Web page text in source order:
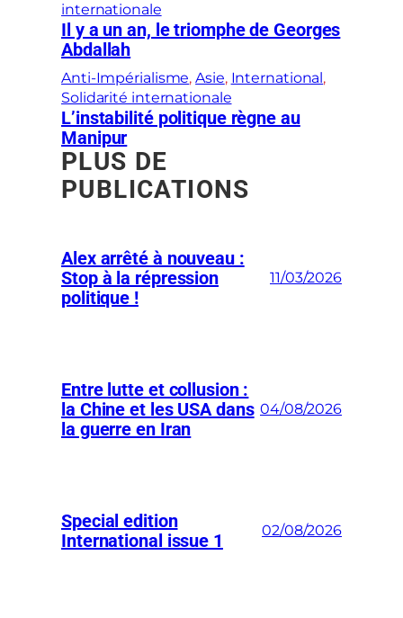
internationale
Il y a un an, le triomphe de Georges
Abdallah
Anti-Impérialisme, Asie, International
Solidarité internationale
L’instabilité politique règne au
Manipur
PLUS DE
PUBLICATIONS
Alex arrêté à nouveau :
Stop à la répression
politique !
11/03/2026
Entre lutte et collusion :
la Chine et les USA dans
la guerre en Iran
04/08/2026
Special edition
International issue 1
02/08/2026